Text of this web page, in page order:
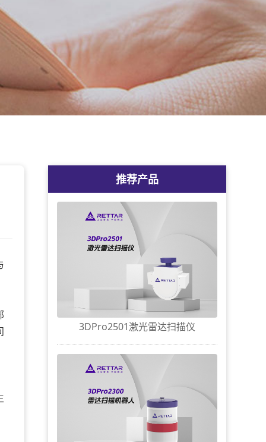
推荐产品
3DPro2501激光雷达扫描仪